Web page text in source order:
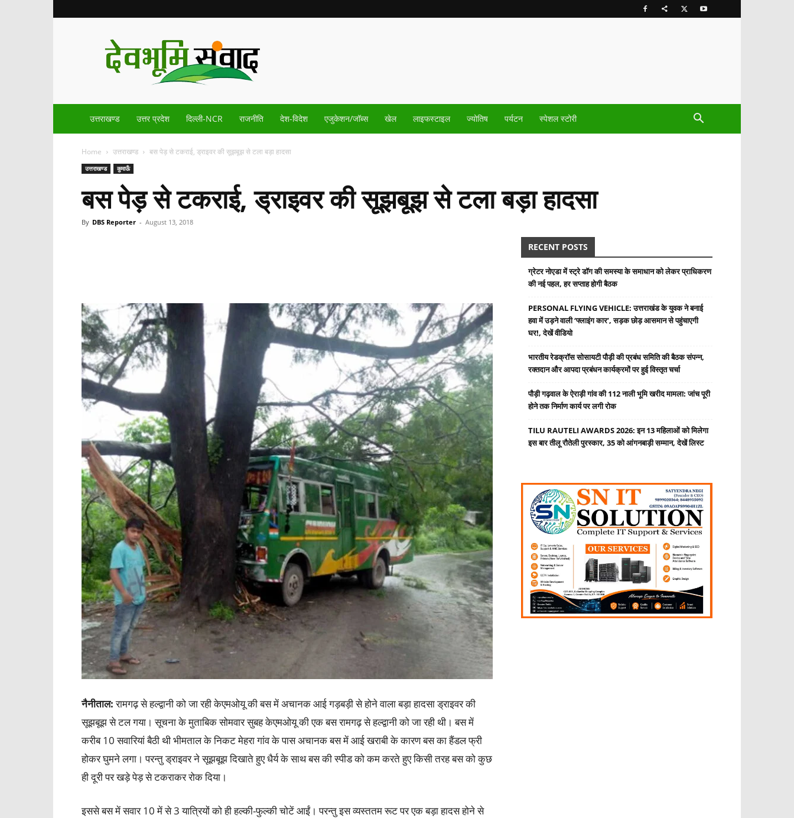
Devbhoomisamvad.com
उत्तराखण्ड उत्तर प्रदेश दिल्ली-NCR राजनीति देश-विदेश एजुकेशन/जॉब्स खेल लाइफस्टाइल ज्योतिष पर्यटन स्पेशल स्टोरी
Home उत्तराखण्ड बस पेड़ से टकराई, ड्राइवर की सूझबूझ से टला बड़ा हादसा
उत्तराखण्ड कुमाऊँ
बस पेड़ से टकराई, ड्राइवर की सूझबूझ से टला बड़ा हादसा
By DBS Reporter - August 13, 2018
नैनीताल:रामगढ़ से हल्द्वानी को जा रही केएमओयू की बस में अचानक आई गड़बड़ी से होने वाला बड़ा हादसा ड्राइवर की
सूझबूझ से टल गया। सूचना के मुताबिक सोमवार सुबह केएमओयू की एक बस रामगढ़ से हल्द्वानी को जा रही थी। बस में
करीब 10 सवारियां बैठी थी भीमताल के निकट मेहरा गांव के पास अचानक बस में आई खराबी के कारण बस का हैंडल फ्री
होकर घुमने लगा। परन्तु ड्राइवर ने सूझबूझ दिखाते हुए धैर्य के साथ बस की स्पीड को कम करते हुए किसी तरह बस को कुछ
ही दूरी पर खड़े पेड़ से टकराकर रोक दिया।
इससे बस में सवार 10 में से 3 यात्रियों को ही हल्की-फुल्की चोटें आईं। परन्तु इस व्यस्ततम रूट पर एक बड़ा हादस होने से
RECENT POSTS
ग्रेटर नोएडा में स्ट्रे डॉग की समस्या के समाधान को लेकर प्राधिकरण
की नई पहल, हर सप्ताह होगी बैठक
PERSONAL FLYING VEHICLE: उत्तराखंड के युवक ने बनाई
हवा में उड़ने वाली ‘फ्लाइंग कार’, सड़क छोड़ आसमान से पहुंचाएगी
घर!, देखें वीडियो
भारतीय रेडक्रॉस सोसायटी पौड़ी की प्रबंध समिति की बैठक संपन्न,
रक्तदान और आपदा प्रबंधन कार्यक्रमों पर हुई विस्तृत चर्चा
पौड़ी गढ़वाल के ऐराड़ी गांव की 112 नाली भूमि खरीद मामला: जांच पूरी
होने तक निर्माण कार्य पर लगी रोक
TILU RAUTELI AWARDS 2026: इन 13 महिलाओं को मिलेगा
इस बार तीलू रौतेली पुरस्कार, 35 को आंगनबाड़ी सम्मान, देखें लिस्ट